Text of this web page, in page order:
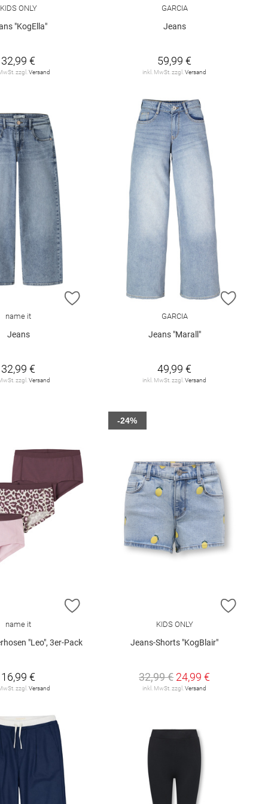
KIDS ONLY
"KogElla"
32,99 €
zzgl.Versand
GARCIA
Jeans
59,99 €
inkl. MwSt. zzgl.Versand
HINZUFÜGEN ZUR WUNSCHLISTE HINZUFÜGEN
name it
Jeans
32,99 €
zzgl.Versand
ZUR
GARCIA
Jeans "Marall"
49,99 €
inkl. MwSt. zzgl.Versand
HINZUFÜGEN
name it
"Leo", 3er-Pack
16,99 €
zzgl.Versand
ZUR
KIDS ONLY
Jeans-Shorts "KogBlair"
32,99 € 24,99 €
inkl. MwSt. zzgl.Versand
-24%